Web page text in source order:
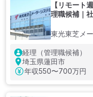
【リモート
理職候補｜
東光東芝メ
経理（管理職候補）
埼玉県蓮田市
年収550〜700万円